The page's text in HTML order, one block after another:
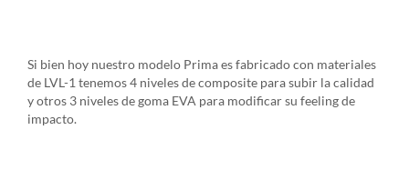
Si bien hoy nuestro modelo Prima es fabricado con materiales
de LVL-1 tenemos 4 niveles de composite para subir la calidad
y otros 3 niveles de goma EVA para modificar su feeling de
impacto.